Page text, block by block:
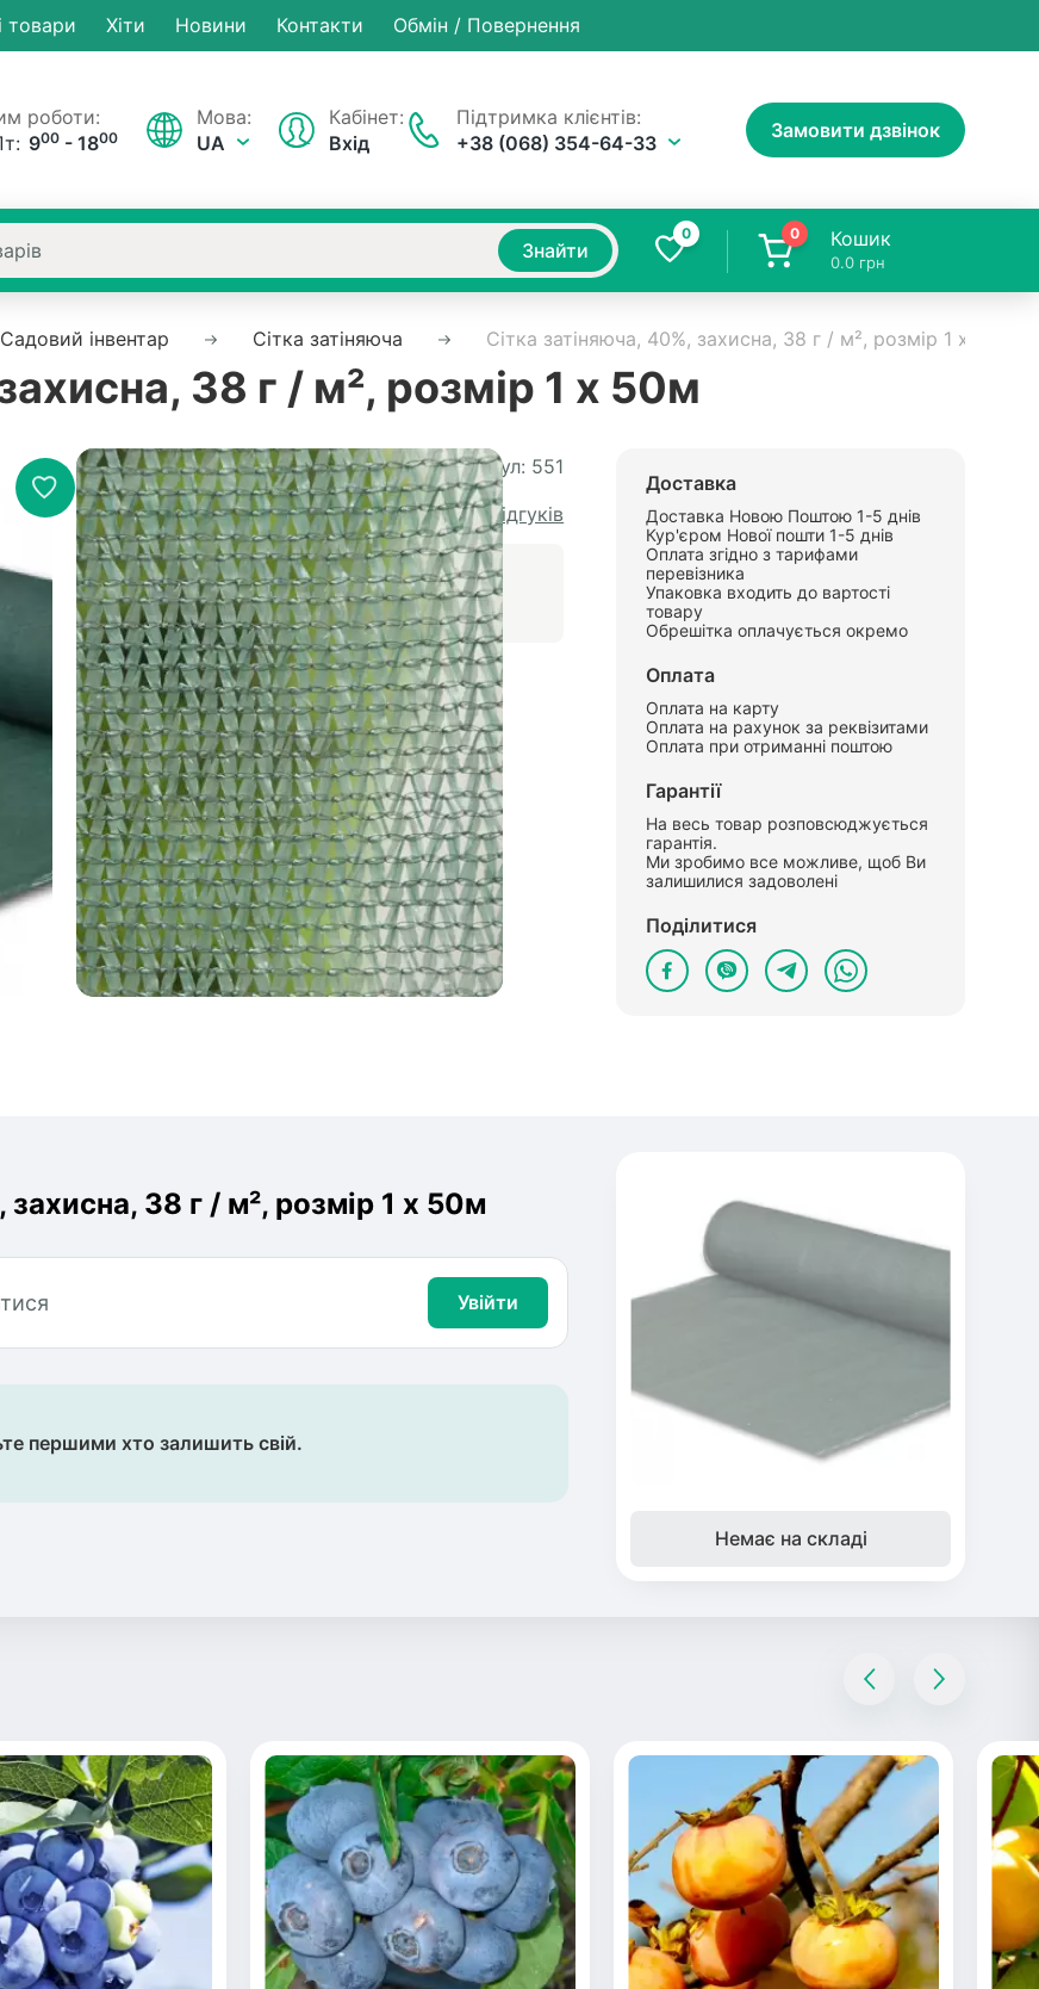
товари Хiти Новини Контакти Обмін / Повернення
роботи:
900 - 1800
Підтримка клієнтів:
+38 (068) 354-64-33
Мова:
UA
Кабінет:
Вхід
Замовити дзвінок
Знайти
0 0 Кошик
0.0 грн
Садовий інвентар Сітка затіняюча Сітка затіняюча, 40%, захисна, 38 г / м², розмір 1 х 50м
38 г / м², розмір 1 х 50м
Немає на складі Артикул: 551
Рейтинг:
0 відгуків
Немає на складі
Доставка
Доставка Новою Поштою 1-5 днів
Кур'єром Нової пошти 1-5 днів
Оплата згідно з тарифами
перевізника
Упаковка входить до вартості
товару
Обрешітка оплачується окремо
Оплата
Оплата на карту
Оплата на рахунок за реквізитами
Оплата при отриманні поштою
Гарантії
На весь товар розповсюджується
гарантія.
Ми зробимо все можливе, щоб Ви
залишилися задоволені
Поділитися
захисна, 38 г / м², розмір 1 х 50м
Увійти
першими хто залишить свій.
Немає на складі